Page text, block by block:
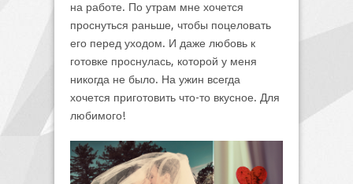
на работе. По утрам мне хочется
проснуться раньше, чтобы поцеловать
его перед уходом. И даже любовь к
готовке проснулась, которой у меня
никогда не было. На ужин всегда
хочется приготовить что-то вкусное. Для
любимого!